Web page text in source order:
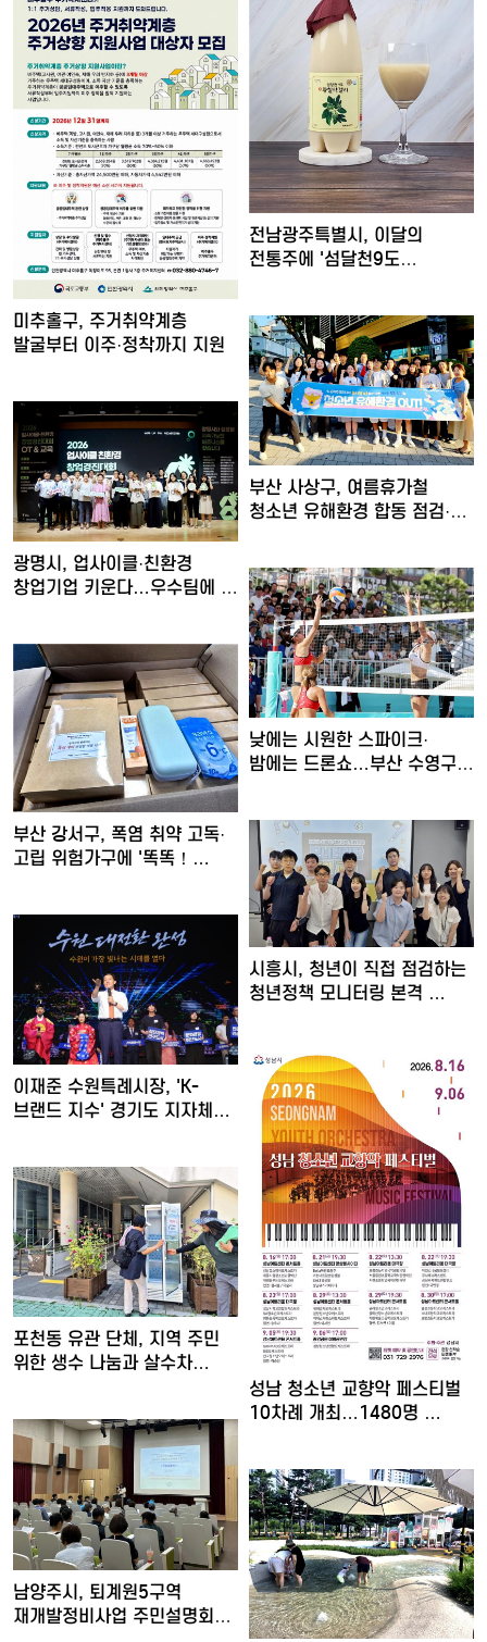
전남광주특별시, 이달의
전통주에 '섬달천9도
미추홀구, 주거취약계층
발굴부터 이주·정착까지 지원
부산 사상구, 여름휴가철
청소년 유해환경 합동 점검·
광명시, 업사이클·친환경
창업기업 키운다…우수팀에 총
낮에는 시원한 스파이크·
밤에는 드론쇼…부산 수영구,
부산 강서구, 폭염 취약 고독·
고립 위험가구에 '똑똑！…
시흥시, 청년이 직접 점검하는
청년정책 모니터링 본격 …
이재준 수원특례시장, 'K-
브랜드 지수' 경기도 지자체…
성남 청소년 교향악 페스티벌
10차례 개최…1480명 …
포천동 유관 단체, 지역 주민
위한 생수 나눔과 살수차…
남양주시, 퇴계원5구역
재개발정비사업 주민설명회